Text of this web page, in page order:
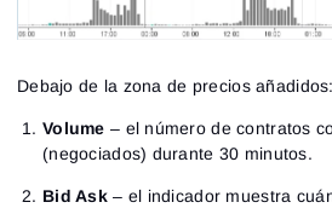
Debajo de la zona de precios añadidos:
Volume – el número de contratos
(negociados) durante 30 minutos.
Bid Ask– el indicador muestra